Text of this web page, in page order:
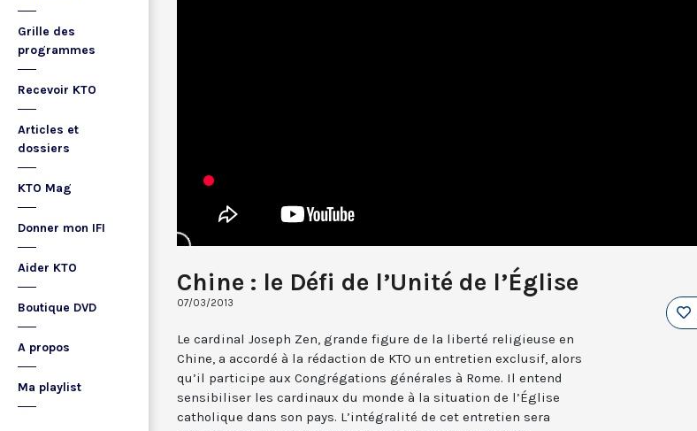
Grille des
programmes
Recevoir KTO
Articles et
dossiers
KTO Mag
Donner mon IFI
Aider KTO
Boutique DVD
A propos
Ma playlist
Chine : le Défi de l’Unité de l’Église
07/03/2013
Le cardinal Joseph Zen, grande figure de la liberté religieuse en
Chine, a accordé à la rédaction de KTO un entretien exclusif, alors
qu’il participe aux Congrégations générales à Rome. Il entend
sensibiliser les cardinaux du monde à la situation de l’Église
catholique dans son pays. L’intégralité de cet entretien sera